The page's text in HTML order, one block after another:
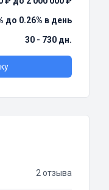
до 0.26% в день
30 - 730 дн.
2 отзыва